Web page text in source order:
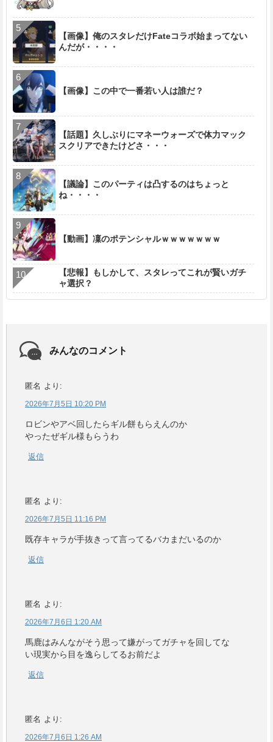
【画像】俺のスタレだけFateコラボ始まってない
んだが・・・・
【画像】この中で一番若い人は誰だ？
【話題】久しぶりにマネーウォーズで体力マック
スクリアできたけどさ・・・
【議論】このパーティは凸するのはちょっと
ね・・・・
【動画】凜のポテンシャルｗｗｗｗｗｗｗ
【悲報】もしかして、スタレってこれが賢いガチ
ャ選択？
みんなのコメント
匿名 より:
2026年7月5日 10:20 PM
ロビンやアベ回したらギル餅もらえんのか
やったぜギル様もらうわ
返信
匿名 より:
2026年7月5日 11:16 PM
既存キャラが手抜きって言ってるバカまだいるのか
返信
匿名 より:
2026年7月6日 1:20 AM
馬鹿はみんながそう思って嫌がってガチャを回してな
い現実から目を逸らしてるお前だよ
返信
匿名 より:
2026年7月6日 1:26 AM